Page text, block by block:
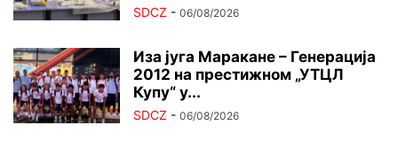
SDCZ - 06/08/2026
Иза југа Маракане – Генерација
2012 на престижном „УТЦЛ
Купу“ у...
SDCZ - 06/08/2026